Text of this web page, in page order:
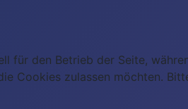
für den Betrieb der Seite,
Cookies zulassen möchten.